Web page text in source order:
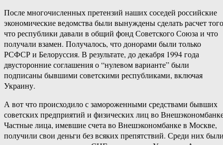
После многочисленных претензий наших соседей российские
экономические ведомства были вынуждены сделать расчет
что республики давали в общий фонд Советского Союза и что
получали взамен. Получалось, что донорами были только
РСФСР и Белоруссия. В результате, до декабря 1994 года
двусторонние соглашения о “нулевом варианте” были
подписаны бывшими советскими республиками, включая
Украину.
А вот что происходило с замороженными средствами бывших
советских предприятий и физических лиц во
Частные лица, имевшие счета во Внешэкономбанке в Москве,
получили свои деньги без всяких препятствий. Среди них